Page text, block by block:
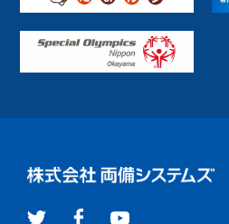
PaaS
SaaS パッケージ
提供サービス
受託開発
R-Cloud クラウド基盤サービス